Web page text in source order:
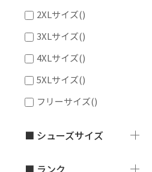
2XLサイズ()
3XLサイズ()
4XLサイズ()
5XLサイズ()
フリーサイズ()
■ シューズサイズ